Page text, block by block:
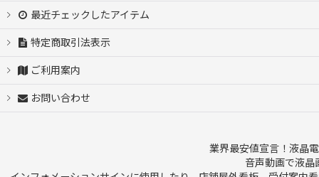
最近チェックしたアイテム
特定商取引法表示
ご利用案内
お問い合わせ
業界最安値宣言！液晶
音声動画で液晶